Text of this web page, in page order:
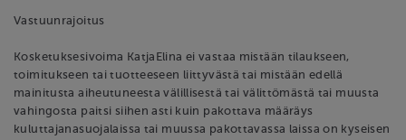
Vastuunrajoitus
Kosketuksesivoima KatjaElina ei vastaa mistään tilaukseen,
toimitukseen tai tuotteeseen liittyvästä tai mistään edellä
mainitusta aiheutuneesta välillisestä tai välittömästä tai muusta
vahingosta paitsi siihen asti kuin pakottava määräys
kuluttajanasuojalaissa tai muussa pakottavassa laissa on kyseisen